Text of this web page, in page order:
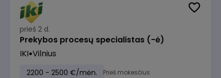
prieš 2 d.
Prekybos procesų specialistas (-ė)
IKI Vilnius
2200 - 2500 €/mėn. Prieš mokesčius